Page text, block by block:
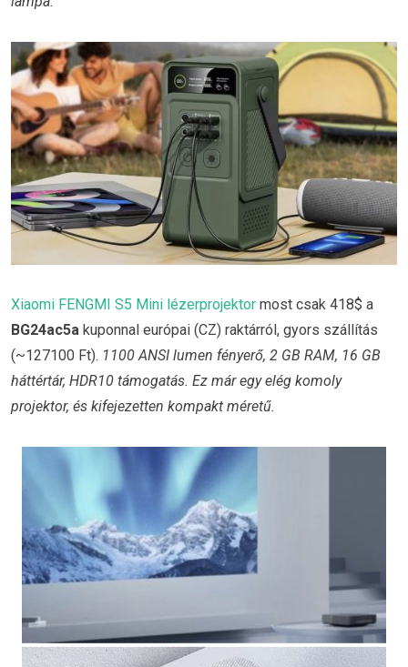
Xiaomi FENGMI S5 Mini lézerprojektor most csak 418$ a
BG24ac5a kuponnal európai (CZ) raktárról, gyors szállítás
(~127100 Ft). 1100 ANSI lumen fényerő, 2 GB RAM, 16 GB
háttértár, HDR10 támogatás. Ez már egy elég komoly
projektor, és kifejezetten kompakt méretű.